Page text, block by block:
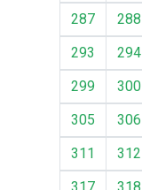
287
288
293
294
299
300
305
306
311
312